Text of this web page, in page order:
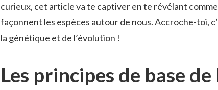
curieux, cet article va te captiver en te révélant
façonnent les espèces autour de nous. Accroche-toi,
la génétique et de l’évolution !
Les principes de base